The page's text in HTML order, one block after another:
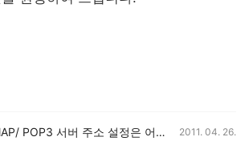
Daum메일 IMAP/ POP3 서버 주소 설정은 어떻게 하나요? 2011. 04. 26.